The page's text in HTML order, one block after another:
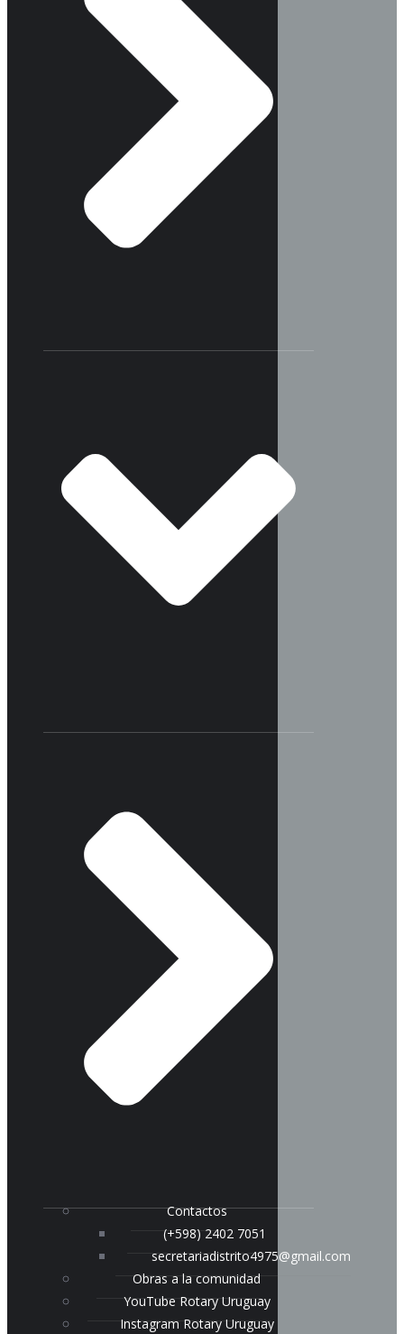
Contactos
(+598) 2402 7051
secretariadistrito4975@gmail.com
Obras a la comunidad
YouTube Rotary Uruguay
Instagram Rotary Uruguay